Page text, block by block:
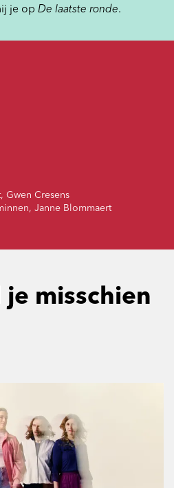
je op De laatste ronde.
Gwen Cresens
Janne Blommaert
misschien